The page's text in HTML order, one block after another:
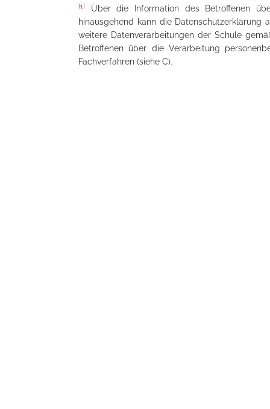
[1]
Über die Information des Betroffenen
hinausgehend kann die
weitere Datenverarbeitungen der Schule
Betroffenen über die Verarbeitung
Fachverfahren (siehe C).